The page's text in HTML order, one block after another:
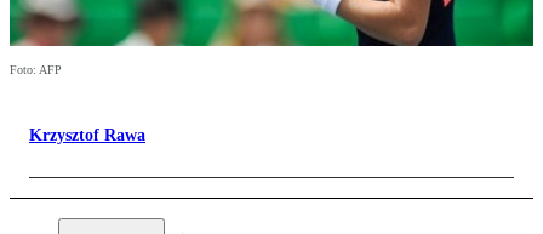
Foto: AFP
Krzysztof Rawa